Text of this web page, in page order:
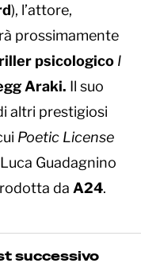
), l’attore,
prossimamente
psicologico I
Araki. Il suo
altri prestigiosi
Poetic License
Guadagnino
da A24.
successivo